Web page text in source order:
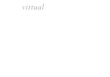
virtual